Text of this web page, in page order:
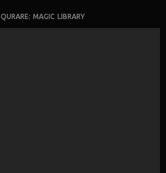
QURARE: MAGIC LIBRARY